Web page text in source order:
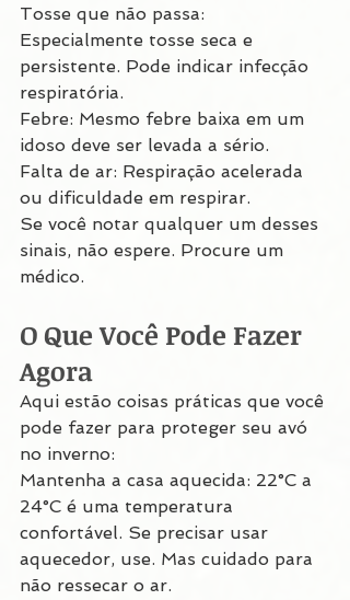
Tosse que não passa:
Especialmente tosse seca e
persistente. Pode indicar infecção
respiratória.
Febre: Mesmo febre baixa em um
idoso deve ser levada a sério.
Falta de ar: Respiração acelerada
ou dificuldade em respirar.
Se você notar qualquer um desses
sinais, não espere. Procure um
médico.
O Que Você Pode Fazer
Agora
Aqui estão coisas práticas que você
pode fazer para proteger seu avó
no inverno:
Mantenha a casa aquecida: 22°C a
24°C é uma temperatura
confortável. Se precisar usar
aquecedor, use. Mas cuidado para
não ressecar o ar.